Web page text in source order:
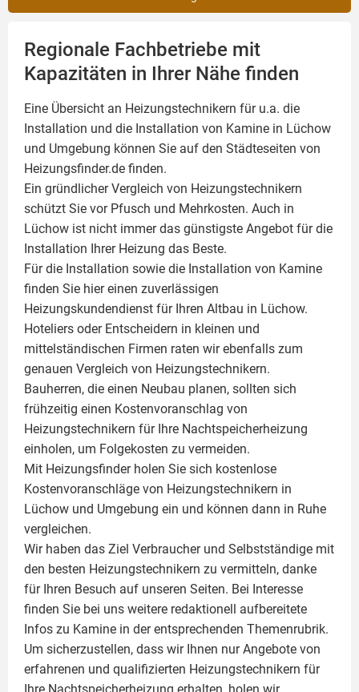
Regionale Fachbetriebe mit
Kapazitäten in Ihrer Nähe finden
Eine Übersicht an Heizungstechnikern für u.a. die
Installation und die Installation von Kamine in Lüchow
und Umgebung können Sie auf den Städteseiten von
Heizungsfinder.de finden.
Ein gründlicher Vergleich von Heizungstechnikern
schützt Sie vor Pfusch und Mehrkosten. Auch in
Lüchow ist nicht immer das günstigste Angebot für die
Installation Ihrer Heizung das Beste.
Für die Installation sowie die Installation von Kamine
finden Sie hier einen zuverlässigen
Heizungskundendienst für Ihren Altbau in Lüchow.
Hoteliers oder Entscheidern in kleinen und
mittelständischen Firmen raten wir ebenfalls zum
genauen Vergleich von Heizungstechnikern.
Bauherren, die einen Neubau planen, sollten sich
frühzeitig einen Kostenvoranschlag von
Heizungstechnikern für Ihre Nachtspeicherheizung
einholen, um Folgekosten zu vermeiden.
Mit Heizungsfinder holen Sie sich kostenlose
Kostenvoranschläge von Heizungstechnikern in
Lüchow und Umgebung ein und können dann in Ruhe
vergleichen.
Wir haben das Ziel Verbraucher und Selbstständige mit
den besten Heizungstechnikern zu vermitteln, danke
für Ihren Besuch auf unseren Seiten. Bei Interesse
finden Sie bei uns weitere redaktionell aufbereitete
Infos zu Kamine in der entsprechenden Themenrubrik.
Um sicherzustellen, dass wir Ihnen nur Angebote von
erfahrenen und qualifizierten Heizungstechnikern für